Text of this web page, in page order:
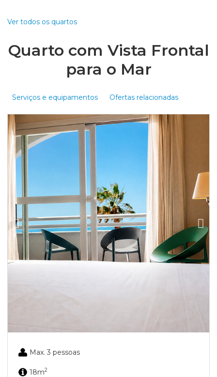
Ver todos os quartos
Quarto com Vista Frontal
para o Mar
Serviços e equipamentos Ofertas relacionadas
Max. 3 pessoas
18m2